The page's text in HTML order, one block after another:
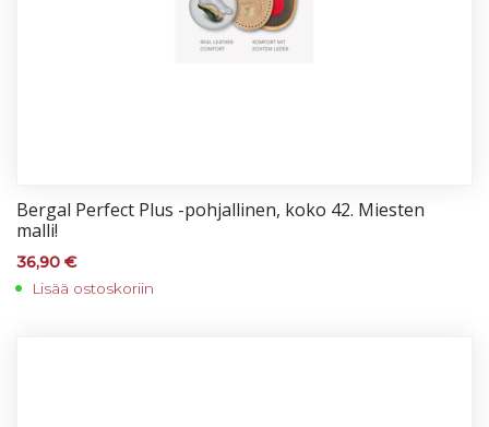
Ber­gal Per­fect Plus -poh­jal­li­nen, ko­ko 42. Mies­ten
mal­li!
36,90 €
Lisää ostoskoriin